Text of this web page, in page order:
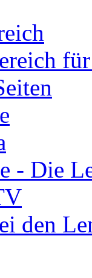
- Die
den